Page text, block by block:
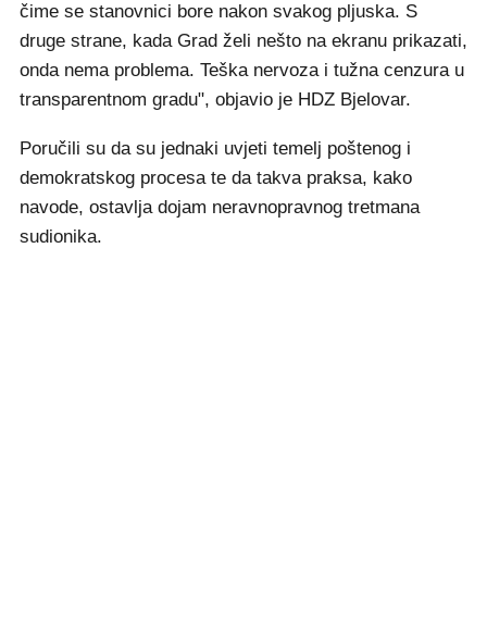
čime se stanovnici bore nakon svakog pljuska. S
druge strane, kada Grad želi nešto na ekranu prikazati,
onda nema problema. Teška nervoza i tužna cenzura u
transparentnom gradu", objavio je HDZ Bjelovar.
Poručili su da su jednaki uvjeti temelj poštenog i
demokratskog procesa te da takva praksa, kako
navode, ostavlja dojam neravnopravnog tretmana
sudionika.